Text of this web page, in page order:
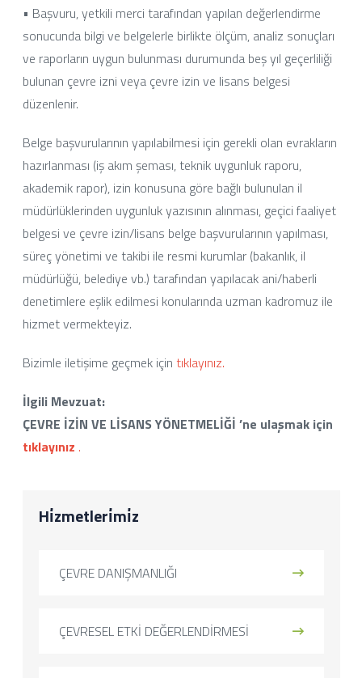
• Başvuru, yetkili merci tarafından yapılan değerlendirme
sonucunda bilgi ve belgelerle birlikte ölçüm, analiz sonuçları
ve raporların uygun bulunması durumunda beş yıl geçerliliği
bulunan çevre izni veya çevre izin ve lisans belgesi
düzenlenir.
Belge başvurularının yapılabilmesi için gerekli olan evrakların
hazırlanması (iş akım şeması, teknik uygunluk raporu,
akademik rapor), izin konusuna göre bağlı bulunulan il
müdürlüklerinden uygunluk yazısının alınması, geçici faaliyet
belgesi ve çevre izin/lisans belge başvurularının yapılması,
süreç yönetimi ve takibi ile resmi kurumlar (bakanlık, il
müdürlüğü, belediye vb.) tarafından yapılacak ani/haberli
denetimlere eşlik edilmesi konularında uzman kadromuz ile
hizmet vermekteyiz.
Bizimle iletişime geçmek için tıklayınız.
İlgili Mevzuat:
ÇEVRE İZİN VE LİSANS YÖNETMELİĞİ ’ne ulaşmak için
tıklayınız .
Hi̇zmetleri̇mi̇z
ÇEVRE DANIŞMANLIĞI
ÇEVRESEL ETKİ DEĞERLENDİRMESİ